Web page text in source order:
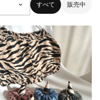
すべて 販売中